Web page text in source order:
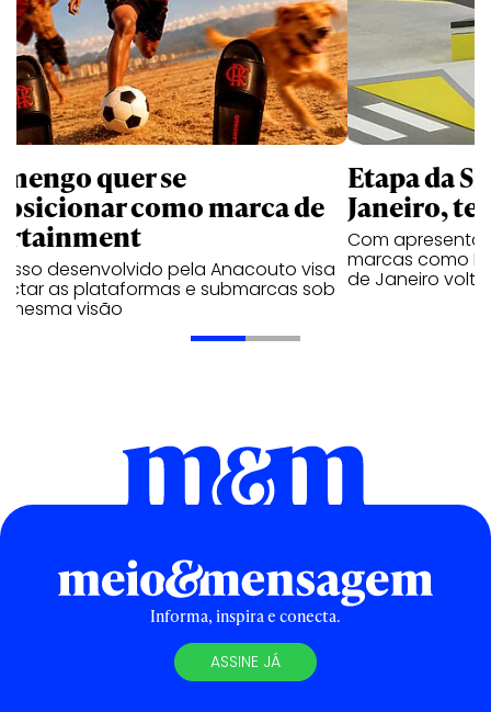
quer se
como marca de
desenvolvido pela Anacouto visa
as plataformas e submarcas sob
mesma visão
Etapa da
Janeiro,
Com
marcas como
de Janeiro
Informa, inspira e conecta.
ASSINE JÁ